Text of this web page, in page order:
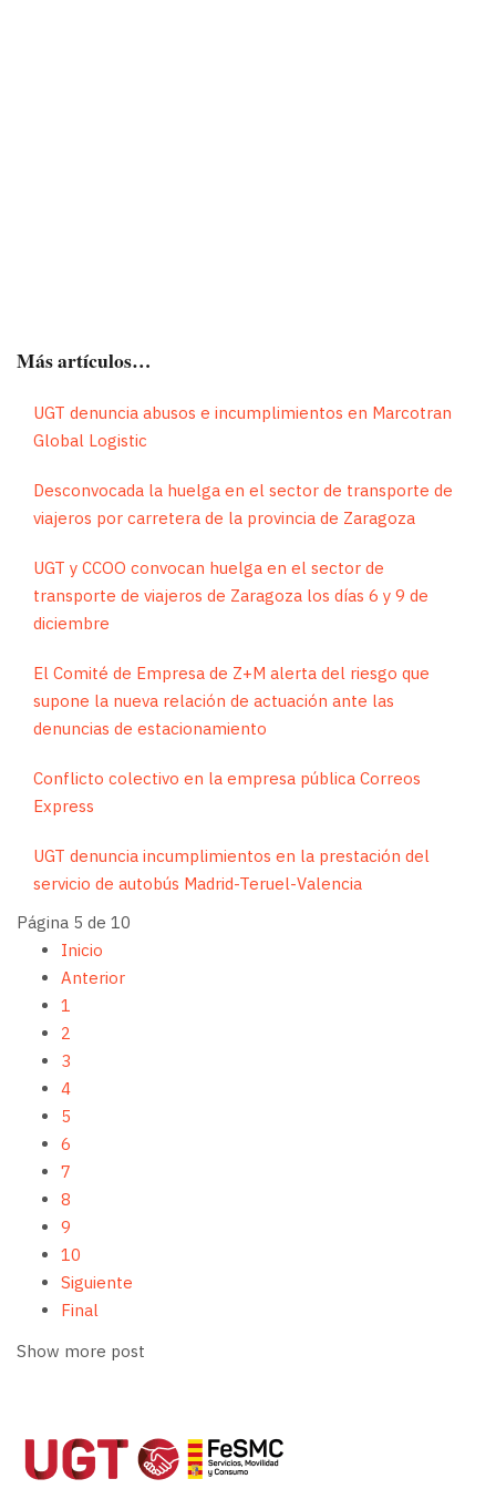
Más artículos…
UGT denuncia abusos e incumplimientos en Marcotran
Global Logistic
Desconvocada la huelga en el sector de transporte de
viajeros por carretera de la provincia de Zaragoza
UGT y CCOO convocan huelga en el sector de
transporte de viajeros de Zaragoza los días 6 y 9 de
diciembre
El Comité de Empresa de Z+M alerta del riesgo que
supone la nueva relación de actuación ante las
denuncias de estacionamiento
Conflicto colectivo en la empresa pública Correos
Express
UGT denuncia incumplimientos en la prestación del
servicio de autobús Madrid-Teruel-Valencia
Página 5 de 10
Inicio
Anterior
1
2
3
4
5
6
7
8
9
10
Siguiente
Final
Show more post